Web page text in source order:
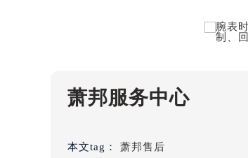
黑龙江省牡丹江市东
黑龙江省七台河市桃
黑龙江省绥化市北林区
萧邦服务中心
本文tag： 萧邦售后